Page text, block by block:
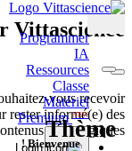
Vittascience
vous recevoir
rester informé(e) des
pédagogiques ?
Programmer
IA
Ressources
Classe
Matériel
PremiumNEW
Bienvenue !
Thème